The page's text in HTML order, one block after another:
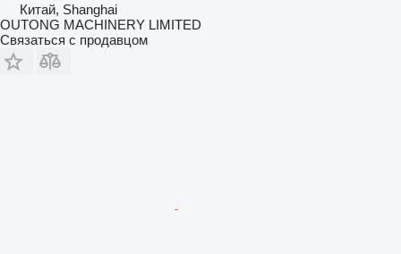
Китай, Shanghai
OUTONG MACHINERY LIMITED
Связаться с продавцом